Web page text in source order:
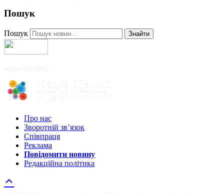
Пошук
Пошук Знайти
Про нас
Зворотній зв’язок
Співпраця
Реклама
Повідомити новину
Редакційна політика